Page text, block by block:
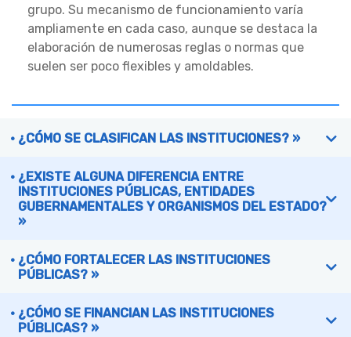
grupo. Su mecanismo de funcionamiento varía
ampliamente en cada caso, aunque se destaca la
elaboración de numerosas reglas o normas que
suelen ser poco flexibles y amoldables.
¿CÓMO SE CLASIFICAN LAS INSTITUCIONES? »
¿EXISTE ALGUNA DIFERENCIA ENTRE
INSTITUCIONES PÚBLICAS, ENTIDADES
GUBERNAMENTALES Y ORGANISMOS DEL ESTADO?
»
¿CÓMO FORTALECER LAS INSTITUCIONES
PÚBLICAS? »
¿CÓMO SE FINANCIAN LAS INSTITUCIONES
PÚBLICAS? »